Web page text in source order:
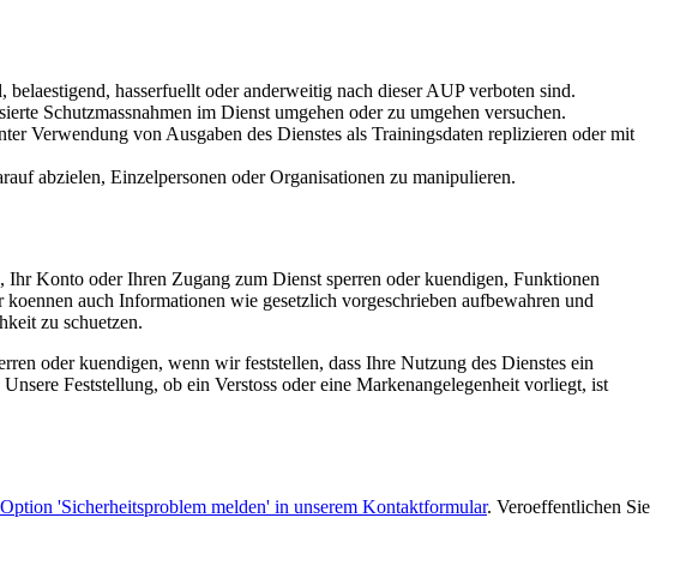
hasserfuellt oder anderweitig nach dieser AUP verboten sind.
Schutzmassnahmen im Dienst umgehen oder zu umgehen versuchen.
Verwendung von Ausgaben des Dienstes als Trainingsdaten replizieren oder mit
abzielen, Einzelpersonen oder Organisationen zu manipulieren.
Ihr Konto oder Ihren Zugang zum Dienst sperren oder kuendigen, Funktionen
auch Informationen wie gesetzlich vorgeschrieben aufbewahren und
zu schuetzen.
oder kuendigen, wenn wir feststellen, dass Ihre Nutzung des Dienstes ein
Feststellung, ob ein Verstoss oder eine Markenangelegenheit vorliegt, ist
'Sicherheitsproblem melden' in unserem Kontaktformular. Veroeffentlichen Sie